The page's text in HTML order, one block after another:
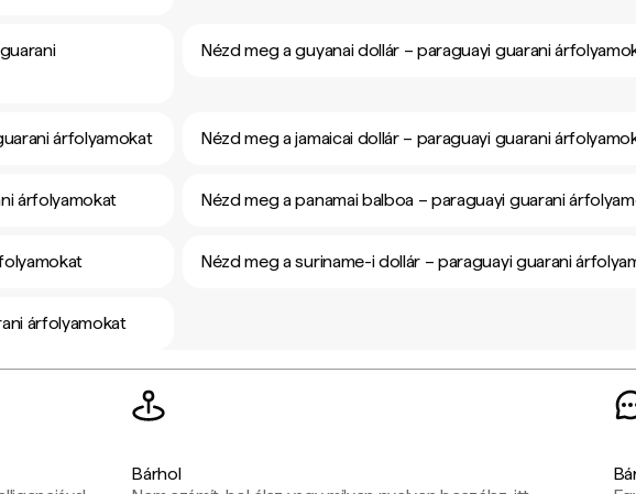
Nézd meg a guyanai dollár – paraguayi guarani
árfolyamokat Nézd meg a jamaicai dollár – paraguayi guarani
árfolyamokat Nézd meg a panamai balboa – paraguayi guarani
Nézd meg a suriname-i dollár – paraguayi guarani
árfolyamokat
Bárhol